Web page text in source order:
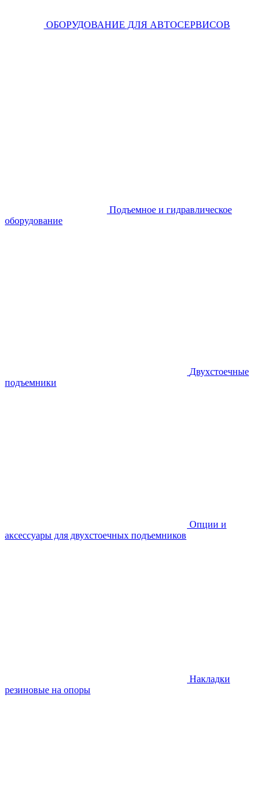
ОБОРУДОВАНИЕ ДЛЯ АВТОСЕРВИСОВ
Подъемное и гидравлическое
оборудование
Двухстоечные
подъемники
Опции и
аксессуары для двухстоечных подъемников
Накладки
резиновые на опоры